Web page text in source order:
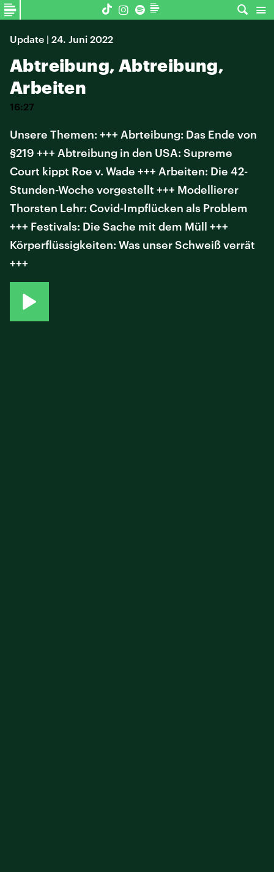
Update | 24. Juni 2022
Abtreibung, Abtreibung,
Arbeiten
16:27
Unsere Themen: +++ Abrteibung: Das Ende von
§219 +++ Abtreibung in den USA: Supreme
Court kippt Roe v. Wade +++ Arbeiten: Die 42-
Stunden-Woche vorgestellt +++ Modellierer
Thorsten Lehr: Covid-Impflücken als Problem
+++ Festivals: Die Sache mit dem Müll +++
Körperflüssigkeiten: Was unser Schweiß verrät
+++